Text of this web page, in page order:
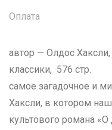
Оплата
автор — Олдос
классики, 576 стр.
самое загадочное и
Хаксли, в котором
культового романа